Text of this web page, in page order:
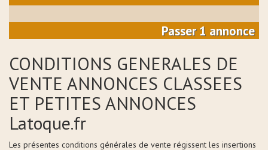
Passer 1 annonce
CONDITIONS GENERALES DE
VENTE ANNONCES CLASSEES
ET PETITES ANNONCES
Latoque.fr
Les présentes conditions générales de vente régissent les insertions